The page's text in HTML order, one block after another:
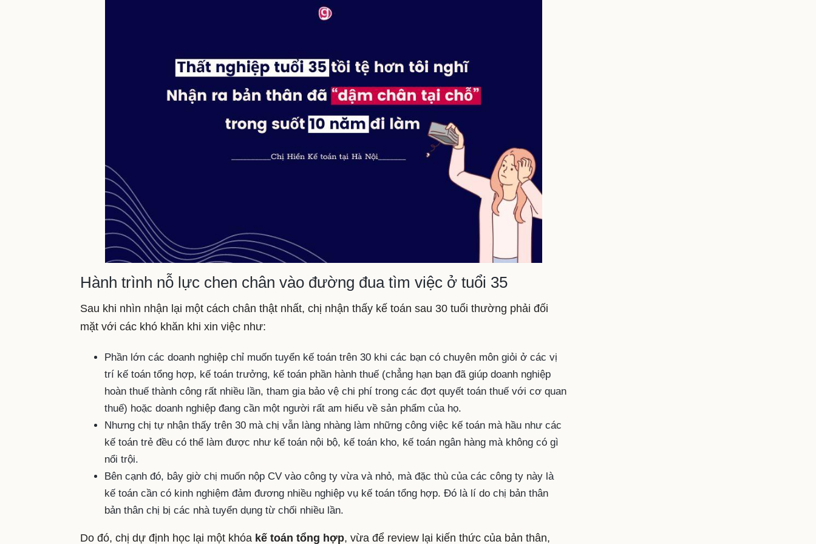
Hành trình nỗ lực chen chân vào đường đua tìm việc ở tuổi 35
Sau khi nhìn nhận lại một cách chân thật nhất, chị nhận thấy kế toán sau 30 tuổi thường phải đối
mặt với các khó khăn khi xin việc như:
Phần lớn các doanh nghiệp chỉ muốn tuyển kế toán trên 30 khi các bạn có chuyên môn giỏi ở các vị
trí kế toán tổng hợp, kế toán trưởng, kế toán phần hành thuế (chẳng hạn bạn đã giúp doanh nghiệp
hoàn thuế thành công rất nhiều lần, tham gia bảo vệ chi phí trong các đợt quyết toán thuế với cơ quan
thuế) hoặc doanh nghiệp đang cần một người rất am hiểu về sản phẩm của họ.
Nhưng chị tự nhận thấy trên 30 mà chị vẫn làng nhàng làm những công việc kế toán mà hầu như các
kế toán trẻ đều có thể làm được như kế toán nội bộ, kế toán kho, kế toán ngân hàng mà không có gì
nổi trội.
Bên cạnh đó, bây giờ chị muốn nộp CV vào công ty vừa và nhỏ, mà đặc thù của các công ty này là
kế toán cần có kinh nghiệm đảm đương nhiều nghiệp vụ kế toán tổng hợp. Đó là lí do chị bản thân
bản thân chị bị các nhà tuyển dụng từ chối nhiều lần.
Do đó, chị dự định học lại một khóa kế toán tổng hợp, vừa để review lại kiến thức của bản thân,